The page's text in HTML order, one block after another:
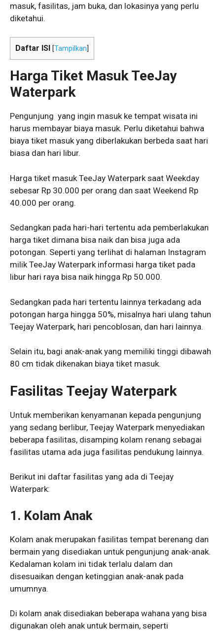
masuk, fasilitas, jam buka, dan lokasinya yang perlu
diketahui.
Daftar ISI [Tampilkan
Harga Tiket Masuk TeeJay
Waterpark
Pengunjung yang ingin masuk ke tempat wisata ini
harus membayar biaya masuk. Perlu diketahui bahwa
biaya tiket masuk yang diberlakukan berbeda saat hari
biasa dan hari libur.
Harga tiket masuk TeeJay Waterpark saat Weekday
sebesar Rp 30.000 per orang dan saat Weekend Rp
40.000 per orang.
Sedangkan pada hari-hari tertentu ada pemberlakukan
harga tiket dimana bisa naik dan bisa juga ada
potongan. Seperti yang terlihat di halaman Instagram
milik TeeJay Waterpark informasi harga tiket pada
libur hari raya bisa naik hingga Rp 50.000.
Sedangkan pada hari tertentu lainnya terkadang ada
potongan harga hingga 50%, misalnya hari ulang tahun
Teejay Waterpark, hari pencoblosan, dan hari lainnya.
Selain itu, bagi anak-anak yang memiliki tinggi dibawah
80 cm tidak dikenakan biaya tiket masuk.
Fasilitas Teejay Waterpark
Untuk memberikan kenyamanan kepada pengunjung
yang sedang berlibur, Teejay Waterpark menyediakan
beberapa fasilitas, disamping kolam renang sebagai
fasilitas utama ada juga fasilitas pendukung lainnya.
Berikut ini daftar fasilitas yang ada di Teejay
Waterpark:
1. Kolam Anak
Kolam anak merupakan fasilitas tempat berenang dan
bermain yang disediakan untuk pengunjung anak-anak.
Kedalaman kolam ini tidak terlalu dalam dan
disesuaikan dengan ketinggian anak-anak pada
umumnya.
Di kolam anak disediakan beberapa wahana yang bisa
digunakan oleh anak untuk bermain, seperti